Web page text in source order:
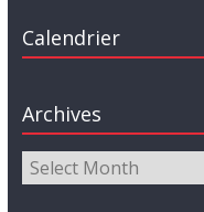
Calendrier
Archives